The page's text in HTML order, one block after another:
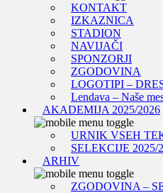
KONTAKT
IZKAZNICA
STADION
NAVIJAČI
SPONZORJI
ZGODOVINA
LOGOTIPI –
Lendava – Naše
AKADEMIJA 2025/2026
URNIK VSEH
SELEKCIJE 2025/
ARHIV
ZGODOVINA –